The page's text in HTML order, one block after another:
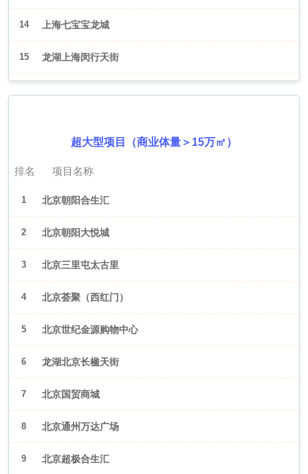
14 上海七宝宝龙城
15 龙湖上海闵行天街
超大型项目（商业体量＞15万㎡）
排名 项目名称
1 北京朝阳合生汇
2 北京朝阳大悦城
3 北京三里屯太古里
4 北京荟聚（西红门）
5 北京世纪金源购物中心
6 龙湖北京长楹天街
7 北京国贸商城
8 北京通州万达广场
9 北京超极合生汇